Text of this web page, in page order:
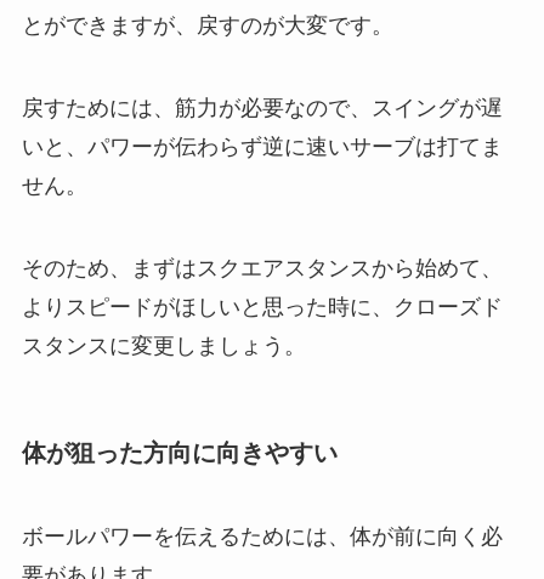
とができますが、戻すのが大変です。
戻すためには、筋力が必要なので、スイングが遅
いと、パワーが伝わらず逆に速いサーブは打てま
せん。
そのため、まずはスクエアスタンスから始めて、
よりスピードがほしいと思った時に、クローズド
スタンスに変更しましょう。
体が狙った方向に向きやすい
ボールパワーを伝えるためには、体が前に向く必